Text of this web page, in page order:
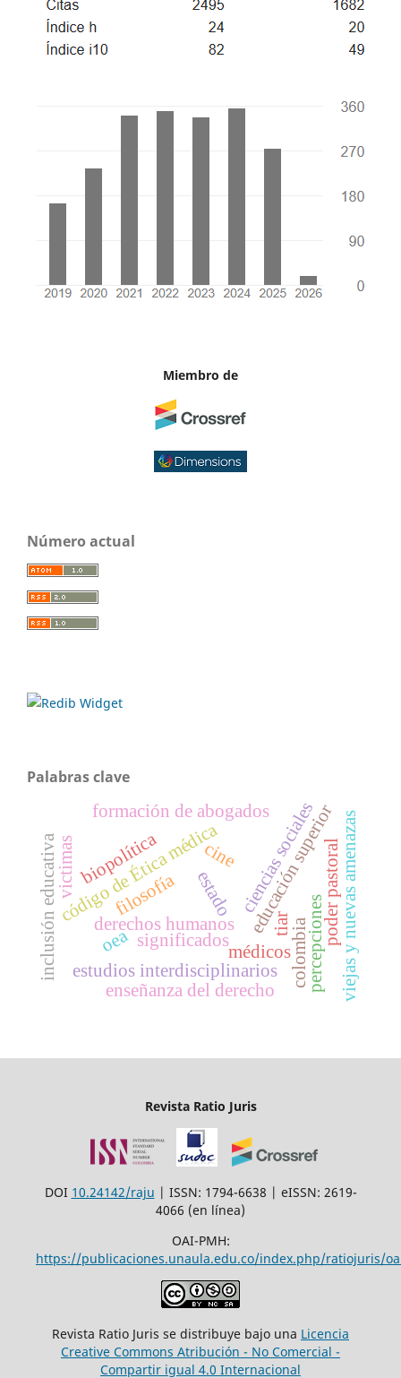
Miembro de
Número actual
Palabras clave
derechos humanos
médicos
código de Ética médica
colombia
educación superior
formación de abogados
estudios interdisciplinarios
ciencias sociales
enseñanza del derecho viejas y nuevas amenazas
tiar
oea poder pastoral
estado
biopolítica
filosofía
inclusión educativavictimas
percepciones
significados
cine
Revista Ratio Juris
DOI 10.24142/raju | ISSN: 1794-6638 | eISSN: 2619-
4066 (en línea)
OAI-PMH:
https://publicaciones.unaula.edu.co/index.php/ratiojuris/
Revista Ratio Juris se distribuye bajo una Licencia
Creative Commons Atribución - No Comercial -
Compartir igual 4.0 Internacional